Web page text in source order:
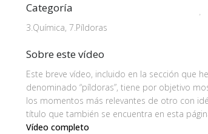
Categoría
3.Química, 7.Píldoras
Sobre este vídeo
Este breve vídeo, incluido en la sección que
denominado “píldoras”, tiene por objetivo
los momentos más relevantes de otro con
título que también se encuentra en esta
Vídeo completo